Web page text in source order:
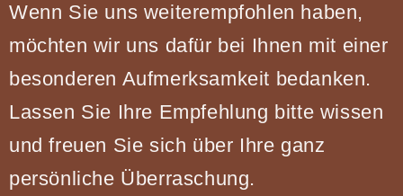
Wenn Sie uns weiterempfohlen haben,
möchten wir uns dafür bei Ihnen mit einer
besonderen Aufmerksamkeit bedanken.
Lassen Sie Ihre Empfehlung bitte wissen
und freuen Sie sich über Ihre ganz
persönliche Überraschung.